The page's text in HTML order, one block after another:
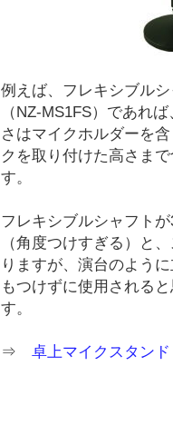
例えば、フレキシブル
（NZ-MS1FS）であれ
さはマイクホルダーを
クを取り付けた高さま
す。
フレキシブルシャフト
（角度つけすぎる）と
りますが、演台のよう
もつけずに使用される
す。
⇒卓上マイクスタン